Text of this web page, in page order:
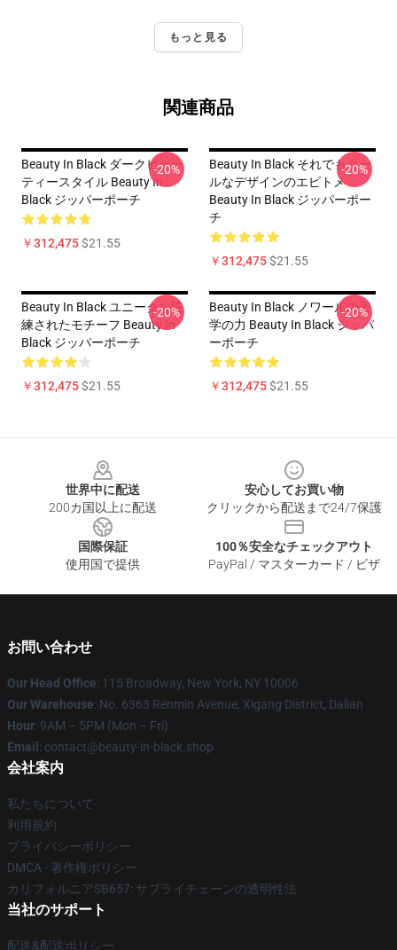
もっと見る
関連商品
Beauty In Black ダークビュー
ティースタイル Beauty In
Black ジッパーポーチ
￥312,475$21.55
-20%
Beauty In Black それでもクー
ルなデザインのエピトメ
Beauty In Black ジッパーポー
チ
￥312,475$21.55
-20%
Beauty In Black ユニークな洗
練されたモチーフ Beauty In
Black ジッパーポーチ
￥312,475$21.55
-20%
Beauty In Black ノワールの美
学の力 Beauty In Black ジッパ
ーポーチ
￥312,475$21.55
-20%
世界中に配送
200カ国以上に配送
安心してお買い物
クリックから配送まで24/7保護
国際保証
使用国で提供
100％安全なチェックアウト
PayPal / マスターカード / ビザ
お問い合わせ
Our Head Office: 115 Broadway, New York, NY 10006
Our Warehouse: No. 6363 Renmin Avenue, Xigang District, Dalian
Hour: 9AM – 5PM (Mon – Fri)
Email : contact@beauty-in-black.shop
会社案内
私たちについて
利用規約
プライバシーポリシー
DMCA - 著作権ポリシー
カリフォルニアSB657: サプライチェーンの透明性法
当社のサポート
配送&配送ポリシー